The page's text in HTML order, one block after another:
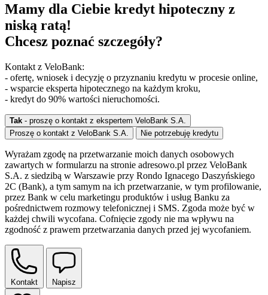
Mamy dla Ciebie kredyt hipoteczny z
niską ratą!
Chcesz poznać szczegóły?
Kontakt z VeloBank:
- ofertę, wniosek i decyzję o przyznaniu kredytu w procesie online,
- wsparcie eksperta hipotecznego na każdym kroku,
- kredyt do 90% wartości nieruchomości.
Tak - proszę o kontakt z ekspertem VeloBank S.A.
Proszę o kontakt z VeloBank S.A.
Nie potrzebuję kredytu
Wyrażam zgodę na przetwarzanie moich danych osobowych
zawartych w formularzu na stronie adresowo.pl przez VeloBank
S.A. z siedzibą w Warszawie przy Rondo Ignacego Daszyńskiego
2C (Bank), a tym samym na ich przetwarzanie, w tym profilowanie,
przez Bank w celu marketingu produktów i usług Banku za
pośrednictwem rozmowy telefonicznej i SMS. Zgoda może być w
każdej chwili wycofana. Cofnięcie zgody nie ma wpływu na
zgodność z prawem przetwarzania danych przed jej wycofaniem.
Kontakt Napisz